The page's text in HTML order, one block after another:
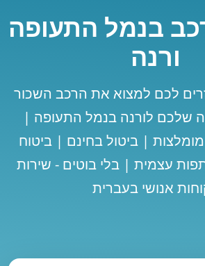
בנמל התעופה
ורנה
לכם למצוא את הרכב השכור
שלכם לורנה בנמל התעופה |
| ביטול בחינם | ביטוח
עצמית | בלי בוטים - שירות
אנושי בעברית